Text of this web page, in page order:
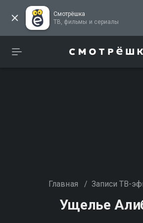
Смотрёшка
ТВ, фильмы и сериалы
Главная / Записи ТВ-
Ущелье